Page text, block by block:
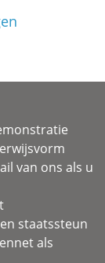
van ons als u
staatssteun
als